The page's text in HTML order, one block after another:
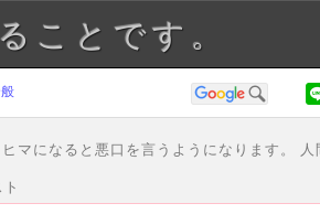
ことです。
マになると悪口を言うようになります。